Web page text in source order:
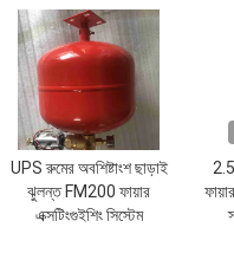
UPS রুমের অবশিষ্টাংশ ছাড়াই
ঝুলন্ত FM200 ফায়ার
এক্সটিংগুইশিং সিস্টেম